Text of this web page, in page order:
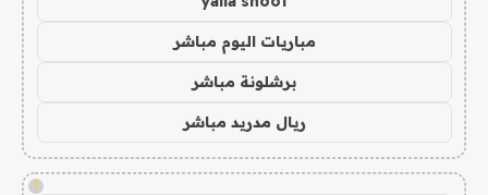
مباريات اليوم مباشر
برشلونة مباشر
ريال مدريد مباشر
!